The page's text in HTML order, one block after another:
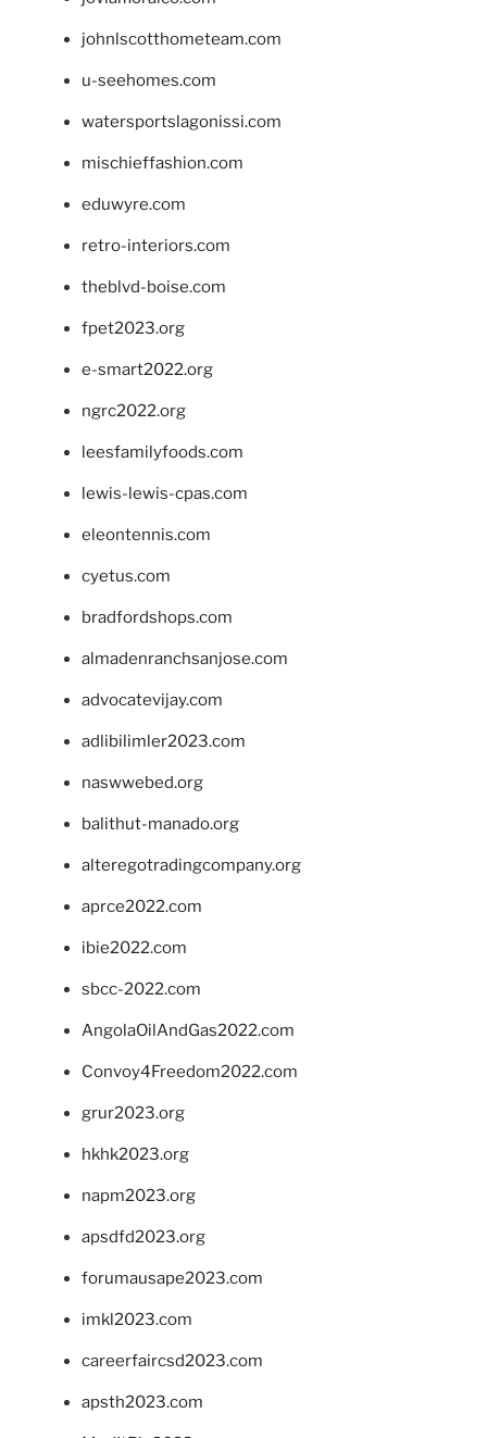
johnlscotthometeam.com
u-seehomes.com
watersportslagonissi.com
mischieffashion.com
eduwyre.com
retro-interiors.com
theblvd-boise.com
fpet2023.org
e-smart2022.org
ngrc2022.org
leesfamilyfoods.com
lewis-lewis-cpas.com
eleontennis.com
cyetus.com
bradfordshops.com
almadenranchsanjose.com
advocatevijay.com
adlibilimler2023.com
naswwebed.org
balithut-manado.org
alteregotradingcompany.org
aprce2022.com
ibie2022.com
sbcc-2022.com
AngolaOilAndGas2022.com
Convoy4Freedom2022.com
grur2023.org
hkhk2023.org
napm2023.org
apsdfd2023.org
forumausape2023.com
imkl2023.com
careerfaircsd2023.com
apsth2023.com